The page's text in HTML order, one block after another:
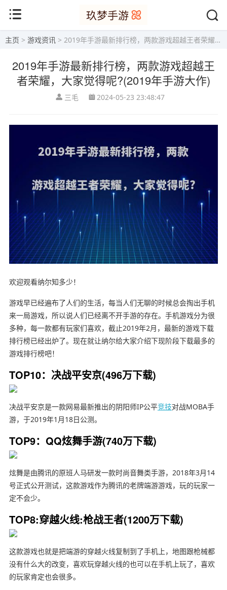
主页 > 游戏资讯 > 2019年手游最新排行榜，两款游戏超越王者荣耀，大家觉得呢?(2019年手游大作)
2019年手游最新排行榜，两款游戏超越王
者荣耀，大家觉得呢?(2019年手游大作)
三毛 2024-05-23 23:48:47
欢迎观看纳尔知多少！
游戏早已经遍布了人们的生活，每当人们无聊的时候总会掏出手机
来一局游戏，所以说人们已经离不开手游的存在。手机游戏分为很
多种，每一款都有玩家们喜欢，截止2019年2月，最新的游戏下载
排行榜已经出炉了。现在就让纳尔给大家介绍下现阶段下载最多的
游戏排行榜吧！
TOP10：决战平安京(496万下载)
决战平安京是一款网易最新推出的阴阳师IP公平竞技对战MOBA手
游，于2019年1月18日公测。
TOP9：QQ炫舞手游(740万下载)
炫舞是由腾讯的原班人马研发一款时尚音舞类手游，2018年3月14
号正式公开测试，这款游戏作为腾讯的老牌端游游戏，玩的玩家一
定不会少。
TOP8:穿越火线:枪战王者(1200万下载)
这款游戏也就是把端游的穿越火线复制到了手机上，地图跟枪械都
没有什么大的改变，喜欢玩穿越火线的也可以在手机上玩了，喜欢
的玩家肯定也会很多。